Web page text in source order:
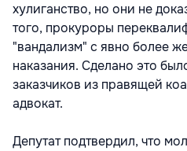
хулиганство, но они не
того, прокуроры
"вандализм" с явно более
наказания. Сделано это
заказчиков из правящей
адвокат.
Депутат подтвердил, что